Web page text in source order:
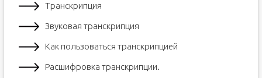
Транскрипция
Звуковая транскрипция
Как пользоваться транскрипцией
Расшифровка транскрипции.